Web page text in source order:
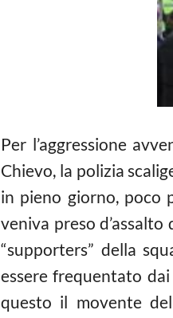
Per l’aggressione
Chievo, la polizia
in pieno giorno, poco
veniva preso
“supporters” della
essere frequentato
questo il movente